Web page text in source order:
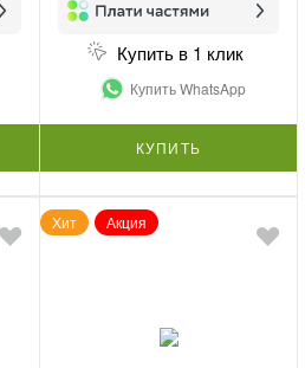
Купить в 1 клик
Купить WhatsApp
КУПИТЬ
Хит Акция